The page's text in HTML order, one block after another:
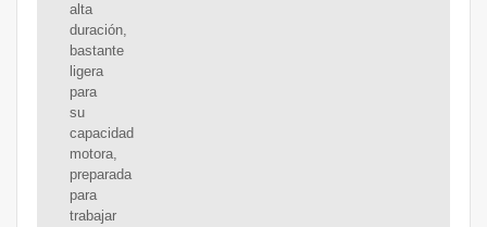
alta
duración,
bastante
ligera
para
su
capacidad
motora,
preparada
para
trabajar